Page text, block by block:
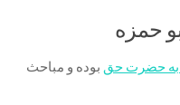
حمزه
به حضرت حق بوده و مباحث